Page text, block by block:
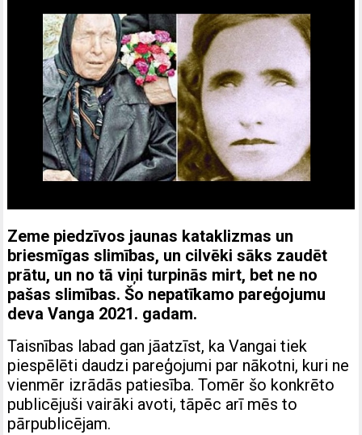
Zeme piedzīvos jaunas kataklizmas un
briesmīgas slimības, un cilvēki sāks zaudēt
prātu, un no tā viņi turpinās mirt, bet ne no
pašas slimības. Šo nepatīkamo pareģojumu
deva Vanga 2021. gadam.
Taisnības labad gan jāatzīst, ka Vangai tiek
piespēlēti daudzi pareģojumi par nākotni, kuri ne
vienmēr izrādās patiesība. Tomēr šo konkrēto
publicējuši vairāki avoti, tāpēc arī mēs to
pārpublicējam.